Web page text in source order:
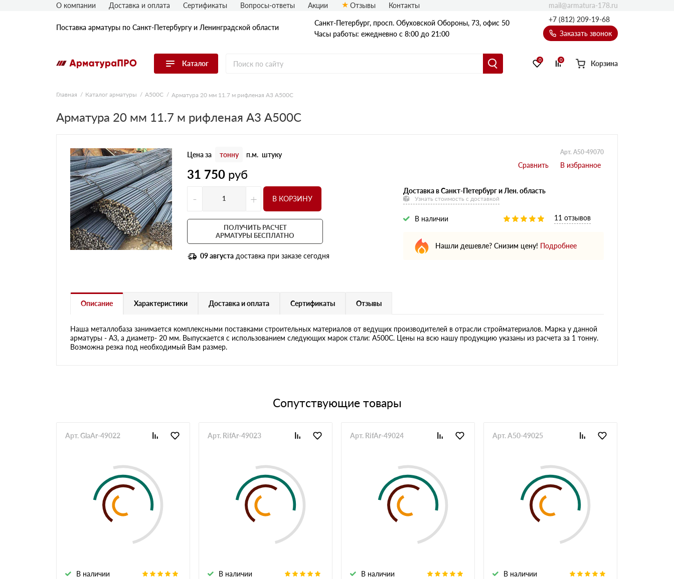
Поставка арматуры по Санкт-Петербургу и Ленинградской области
Санкт-Петербург, просп. Обуховской Обороны, 73, офис 50
Часы работы: ежедневно с 8:00 до 21:00
+7 (812) 209-19-68
Заказать звонок
Каталог
Перейти в каталог
Катанка
Комплектующие к арматуре
0 0 Корзина
О компании Доставка и оплата Сертификаты Вопросы-ответы Акции Отзывы Контакты mail@armatura-178.ru
Главная Каталог арматуры А500С Арматура 20 мм 11.7 м рифленая А3 А500С
Арматура 20 мм 11.7 м рифленая А3 А500С
Цена за тонну п.м. штуку
31 750 руб
Арт. A50-49070
- + В КОРЗИНУ
ПОЛУЧИТЬ РАСЧЕТ
АРМАТУРЫ БЕСПЛАТНО
09 августа доставка при заказе сегодня
Доставка в Санкт-Петербург и Лен. область
Узнать стоимость с доставкой
В наличии 11 отзывов
Нашли дешевле? Снизим цену! Подробнее
Описание Характеристики Доставка и оплата Сертификаты Отзывы
Наша металлобаза занимается комплексными поставками строительных материалов от ведущих производителей в отрасли стройматериалов. Марка у данной
арматуры - А3, а диаметр- 20 мм. Выпускается с использованием следующих марок стали: А500С. Цены на всю нашу продукцию указаны из расчета за 1 тонну.
Возможна резка под необходимый Вам размер.
Сопутствующие товары
В наличии
Арт. GlaAr-49022
В наличии
Арт. RifAr-49023
В наличии
Арт. RifAr-49024
В наличии
Арт. A50-49025